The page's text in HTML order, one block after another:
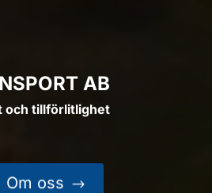
AB
och tillförlitlighet
Om oss $